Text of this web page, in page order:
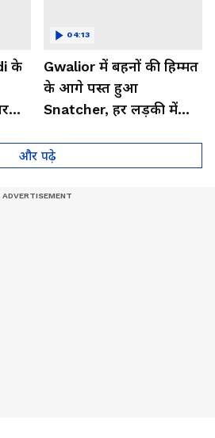
के
Gwalior में बहनों की हिम्मत
के आगे पस्त हुआ
Snatcher, हर लड़की में
04:13
और पढ़े